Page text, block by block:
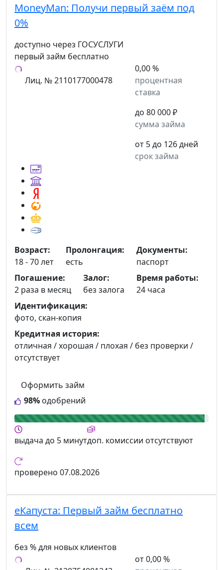
MoneyMan: Получи первый заём под
0%
доступно через ГОСУСЛУГИ
первый займ бесплатно
Лиц. № 2110177000478
0,00 %
процентная
ставка
до 80 000 ₽
сумма займа
от 5 до 126 дней
срок займа
98% одобрений
Оформить займ
Возраст:
18 - 70 лет
Пролонгация:
есть
Документы:
паспорт
Погашение:
2 раза в месяц
Залог:
без залога
Время работы:
24 часа
Идентификация:
фото, скан-копия
Кредитная история:
отличная / хорошая / плохая / без проверки /
отсутствует
выдача до 5 минутдоп. комиссии отсутствуют
проверено 07.08.2026
еКапуста: Первый займ бесплатно
всем
без % для новых клиентов
от 0,00 %